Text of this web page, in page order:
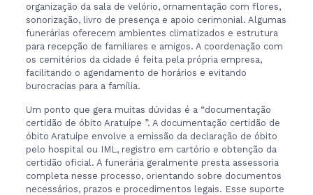
organização da sala de velório, ornamentação com flores,
sonorização, livro de presença e apoio cerimonial. Algumas
funerárias oferecem ambientes climatizados e estrutura
para recepção de familiares e amigos. A coordenação com
os cemitérios da cidade é feita pela própria empresa,
facilitando o agendamento de horários e evitando
burocracias para a família.
Um ponto que gera muitas dúvidas é a “documentação
certidão de óbito Aratuípe ”. A documentação certidão de
óbito Aratuípe envolve a emissão da declaração de óbito
pelo hospital ou IML, registro em cartório e obtenção da
certidão oficial. A funerária geralmente presta assessoria
completa nesse processo, orientando sobre documentos
necessários, prazos e procedimentos legais. Esse suporte